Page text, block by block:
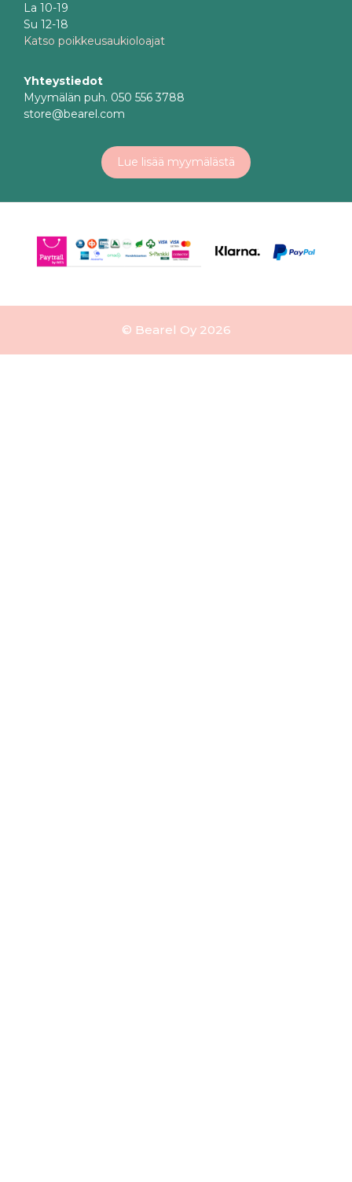
La 10-19
Su 12-18
Katso poikkeusaukioloajat
Yhteystiedot
Myymälän puh. 050 556 3788
store@bearel.com
Lue lisää myymälästä
© Bearel Oy 2026